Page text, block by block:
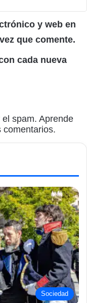
y web en
que comente.
cada nueva
spam. Aprende
comentarios.
Sociedad